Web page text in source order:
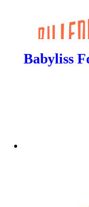
Babyliss